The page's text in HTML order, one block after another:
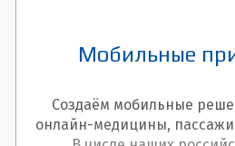
Мобильные
Создаём мобильные
онлайн-медицины,